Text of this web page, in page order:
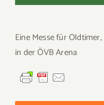
Eine Messe für
in der ÖVB Arena